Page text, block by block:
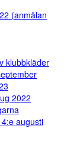
(anmälan
klubbkläder
2022
augusti